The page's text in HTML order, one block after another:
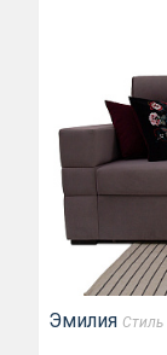
Эмилия Стиль